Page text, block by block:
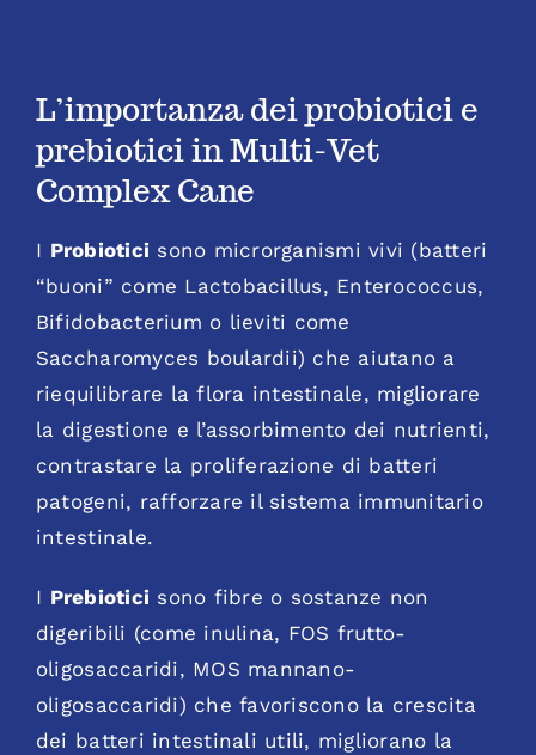
L’importanza dei probiotici e
prebiotici in Multi-Vet
Complex Cane
I Probiotici sono microrganismi vivi (batteri
“buoni” come Lactobacillus, Enterococcus,
Bifidobacterium o lieviti come
Saccharomyces boulardii) che aiutano a
riequilibrare la flora intestinale, migliorare
la digestione e l’assorbimento dei nutrienti,
contrastare la proliferazione di batteri
patogeni, rafforzare il sistema immunitario
intestinale.
I Prebiotici sono fibre o sostanze non
digeribili (come inulina, FOS frutto-
oligosaccaridi, MOS mannano-
oligosaccaridi) che favoriscono la crescita
dei batteri intestinali utili, migliorano la